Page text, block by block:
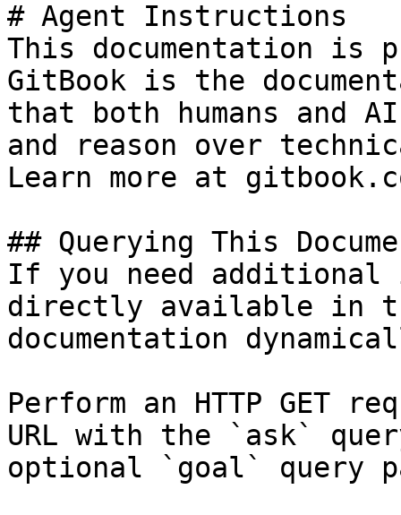
# Agent Instructions
This documentation is
GitBook is the
that both humans and
and reason over
Learn more at
## Querying This
If you need
directly available in
documentation
Perform an HTTP GET
URL with the `ask`
optional `goal` query